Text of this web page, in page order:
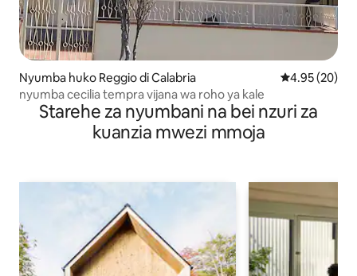
Nyumba huko Reggio di Calabria Ukadiriaji wa
4.95 (20)
nyumba cecilia tempra vijana wa roho ya kale
Starehe za nyumbani na bei nzuri za
kuanzia mwezi mmoja